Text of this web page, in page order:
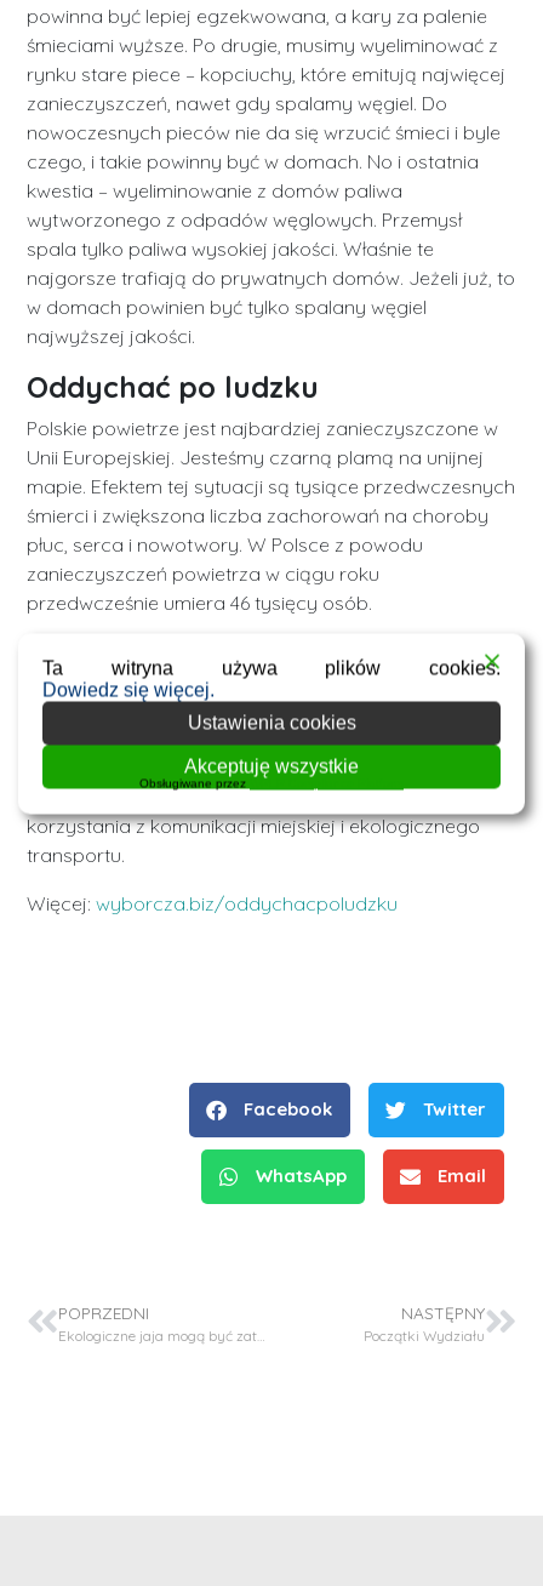
powinna być lepiej egzekwowana, a kary za palenie
śmieciami wyższe. Po drugie, musimy wyeliminować z
rynku stare piece – kopciuchy, które emitują najwięcej
zanieczyszczeń, nawet gdy spalamy węgiel. Do
nowoczesnych pieców nie da się wrzucić śmieci i byle
czego, i takie powinny być w domach. No i ostatnia
kwestia – wyeliminowanie z domów paliwa
wytworzonego z odpadów węglowych. Przemysł
spala tylko paliwa wysokiej jakości. Właśnie te
najgorsze trafiają do prywatnych domów. Jeżeli już, to
w domach powinien być tylko spalany węgiel
najwyższej jakości.
Oddychać po ludzku
Polskie powietrze jest najbardziej zanieczyszczone w
Unii Europejskiej. Jesteśmy czarną plamą na unijnej
mapie. Efektem tej sytuacji są tysiące przedwczesnych
śmierci i zwiększona liczba zachorowań na choroby
płuc, serca i nowotwory. W Polsce z powodu
zanieczyszczeń powietrza w ciągu roku
przedwcześnie umiera 46 tysięcy osób.
ludzku” organizowanej przez „Gazetę Wyborczą”,
chcemy skupić się m.in. na zwiększeniu świadomości
Polaków dotyczącej przyczyn i skutków
zanieczyszczenia powietrza, wdrażaniu ustawy
antysmogowej przez samorządy oraz zachęcaniu do
korzystania z komunikacji miejskiej i ekologicznego
transportu.
Więcej:wyborcza.biz/oddychacpoludzku
Facebook Twitter
WhatsApp Email
POPRZEDNI NASTĘPNY
Początki Wydziału
Ta witryna używa plików cookies.
Dowiedz się więcej.
Ustawienia cookies
Akceptuję wszystkie
Obsługiwane przez